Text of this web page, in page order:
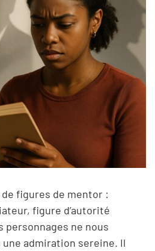
figures de mentor :
figure d’autorité
personnages ne nous
admiration sereine. Il